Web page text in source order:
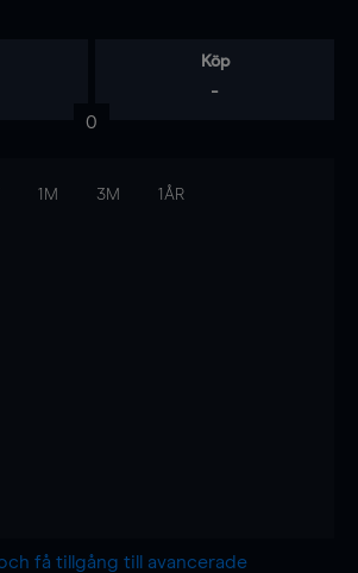
Köp
-
0
1M 3M 1ÅR
få tillgång till avancerade